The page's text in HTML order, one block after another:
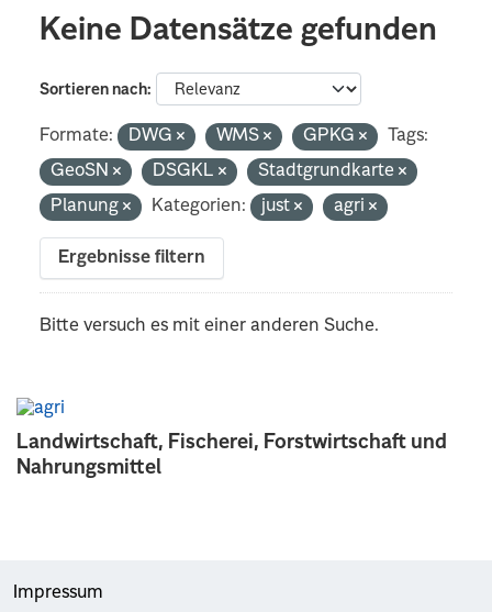
Landwirtschaft, Fischerei, Forstwirtschaft und
Nahrungsmittel
Keine Datensätze gefunden
Sortieren nach
Formate: DWG WMS GPKG
Tags:
GeoSN
DSGKL
Stadtgrundkarte
Planung
Kategorien: just agri
Ergebnisse filtern
Bitte versuch es mit einer anderen Suche.
Impressum